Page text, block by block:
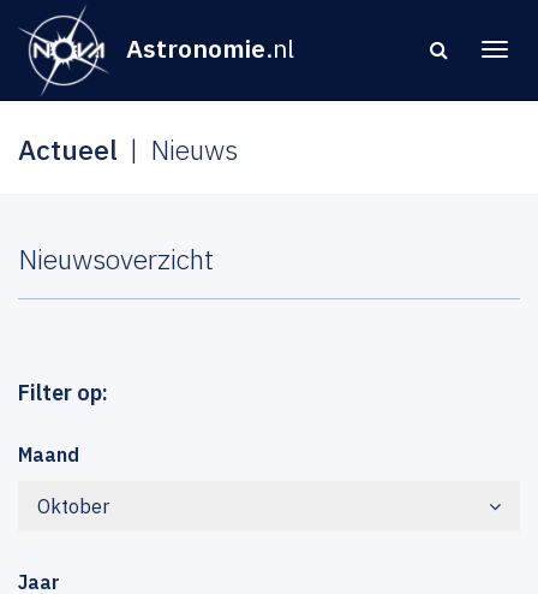
Astronomie.nl
Actueel Nieuws
Nieuwsoverzicht
Filter op:
Maand
Oktober
Jaar